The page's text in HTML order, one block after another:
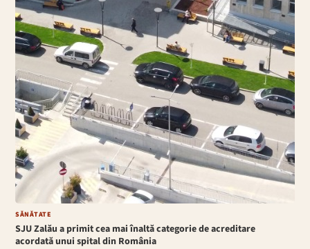
SĂNĂTATE
SJU Zalău a primit cea mai înaltă categorie de acreditare
acordată unui spital din România